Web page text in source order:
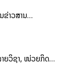
ຂ່າວສານ…
າຍວິຊາ, ໜ່ວຍກິດ…